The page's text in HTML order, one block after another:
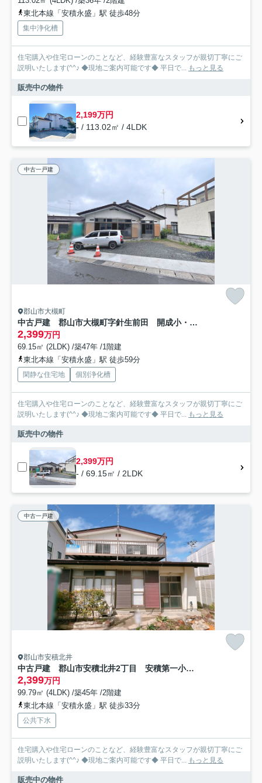
東北本線「安積永盛」駅 徒歩48分
集中浄化槽
住宅購入や住宅ローンのことなど、経験豊富なスタッフが親切丁寧にご
説明いたします(^^♪ ◆現地ご案内可能です◆ 平日で... もっと見る
販売中の物件
2,199万円
- / 113.02㎡ / 4LDK
中古一戸建
郡山市大槻町
中古戸建 郡山市大槻町字針生前田 開成小・第一中
2,399万円
69.15㎡ (2LDK) /築47年 /1階建
東北本線「安積永盛」駅 徒歩59分
閑静な住宅地 個別浄化槽
住宅購入や住宅ローンのことなど、経験豊富なスタッフが親切丁寧にご
説明いたします(^^♪ ◆現地ご案内可能です◆ 平日で...
もっと見る
販売中の物件
2,399万円
- / 69.15㎡ / 2LDK
中古一戸建
郡山市安積北井
中古戸建 郡山市安積北井2丁目 安積第一小・安積中
2,399万円
99.79㎡ (4LDK) /築45年 /2階建
東北本線「安積永盛」駅 徒歩33分
公共下水
住宅購入や住宅ローンのことなど、経験豊富なスタッフが親切丁寧にご
説明いたします(^^♪ ◆現地ご案内可能です◆ 平日で...
もっと見る
販売中の物件